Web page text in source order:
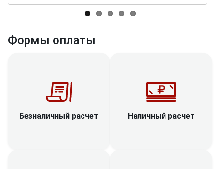
Формы оплаты
Безналичный расчет Наличный расчет